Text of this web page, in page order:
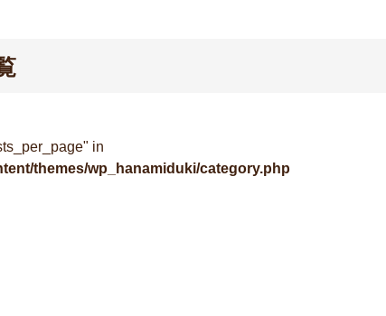
in
themes/wp_hanamiduki/category.php